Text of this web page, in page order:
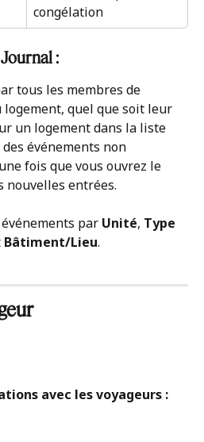
congélation
:
tous les membres de
logement, quel que soit leur
un logement dans la liste
événements non
fois que vous ouvrez le
nouvelles entrées.
par Unité, Type
Bâtiment/Lieu.
avec les voyageurs :